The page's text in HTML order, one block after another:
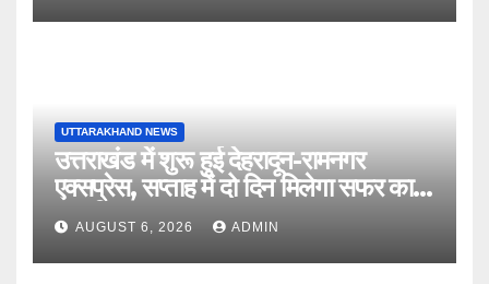
UTTARAKHAND NEWS
उत्तराखंड में शुरू हुई देहरादून-रामनगर
एक्सप्रेस, सप्ताह में दो दिन मिलेगा सफर का
नया विकल्प
AUGUST 6, 2026 ADMIN